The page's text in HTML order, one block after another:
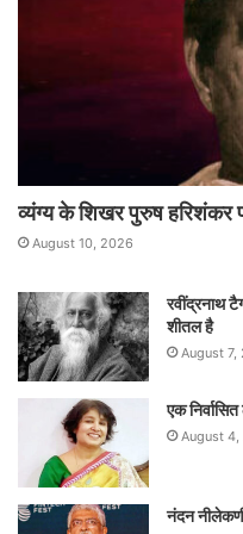
व्यंग्य के शिखर पुरुष हरिशंकर
August 10, 2026
रवींद्रनाथ
शीतल है
August 7,
एक
August
नंदन